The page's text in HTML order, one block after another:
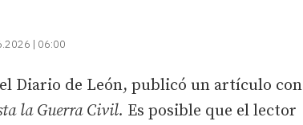
| 06:00
Diario de León, publicó un artículo
la Guerra Civil. Es posible que el lector